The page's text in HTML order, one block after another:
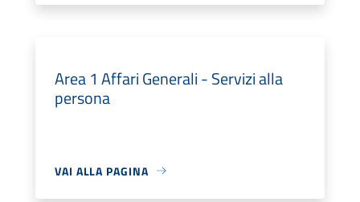
Area 1 Affari Generali - Servizi alla
persona
VAI ALLA PAGINA